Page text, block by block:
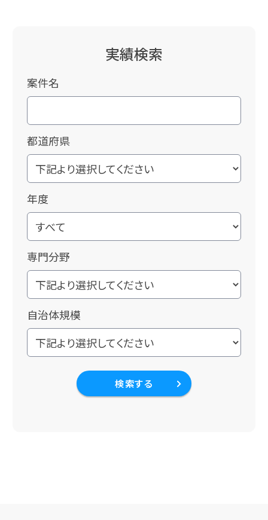
実績検索
案件名
都道府県
年度
専門分野
自治体規模
検索する